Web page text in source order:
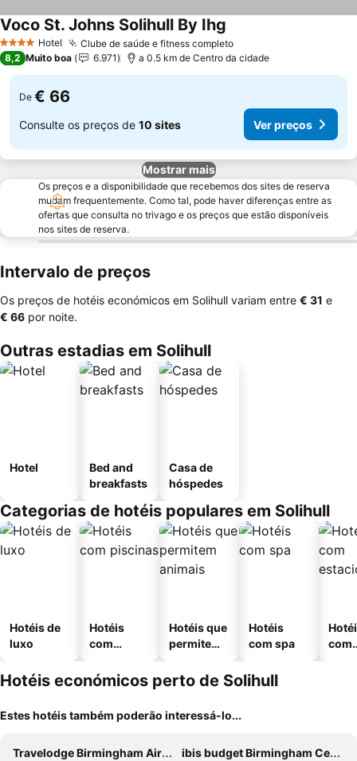
4 EstrelasHotel Clube de saúde e fitness completo
Voco St. Johns Solihull By Ihg
8,2 Muito boa 6.971 a 0.5 km de Centro da cidade
De € 66
Consulte os preços de 10 sites Ver preços
Mostrar mais
Os preços e a disponibilidade que recebemos dos sites de reserva
mudam frequentemente. Como tal, pode haver diferenças entre as
ofertas que consulta no trivago e os preços que estão disponíveis
nos sites de reserva.
Intervalo de preços
Os preços de hotéis económicos em Solihull variam entre ‎€ 31 e
‎€ 66 por noite.
Outras estadias em Solihull
Hotel
Bed and
breakfasts
Casa de
hóspedes
Categorias de hotéis populares em Solihull
Hotéis de
luxo
Hotéis
com
Hotéis que
permitem
Hotéis
com spa
com
Hotéis económicos perto de Solihull
Estes hotéis também poderão interessá-lo...
Travelodge Birmingham Airport
ibis budget Birmingham Centre